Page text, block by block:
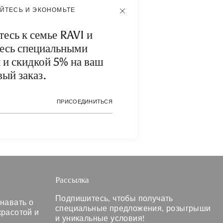
И ЭКОНОМЬТЕ
к семье RAVI и
специальными
скидкой 5% на ваш
заказ.
ПРИСОЕДИНИТЬСЯ
RAVI в подарок
от 200€
СЕЙЧАС
о
и
Рассылка
Подпишитесь, чтобы получать
специальные предложения, розыгрыши
и уникальные условия!